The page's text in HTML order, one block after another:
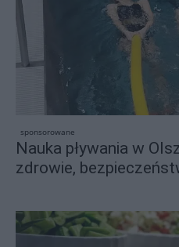
sponsorowane
Nauka pływania w
zdrowie,